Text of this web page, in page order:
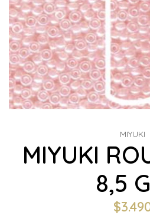
MIYUKI
MIYUKI
8,5